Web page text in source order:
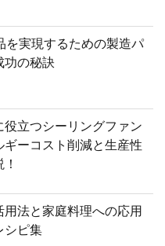
を実現するための製造パ
功の秘訣
立つシーリングファン
ーコスト削減と生産性
法と家庭料理への応用
シピ集